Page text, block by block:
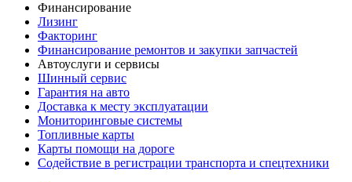
Финансирование
Лизинг
Факторинг
Финансирование ремонтов и закупки запчастей
Автоуслуги и сервисы
Шинный сервис
Гарантия на авто
Доставка к месту эксплуатации
Мониторинговые системы
Топливные карты
Карты помощи на дороге
Содействие в регистрации транспорта и спецтехники